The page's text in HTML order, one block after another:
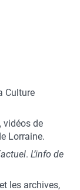
Culture
, vidéos de
Lorraine.
. L’info de
les archives,